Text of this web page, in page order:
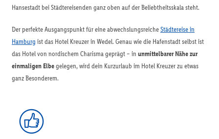
Hansestadt bei Städtereisenden ganz oben auf der Beliebtheitsskala steht.
Der perfekte Ausgangspunkt für eine abwechslungsreicheStädtereise in
Hamburg ist das Hotel Kreuzer in Wedel. Genau wie die Hafenstadt selbst ist
das Hotel von nordischem Charisma geprägt – in unmittelbarer Nähe zur
einmaligen Elbegelegen, wird dein Kurzurlaub im Hotel Kreuzer zu etwas
ganz Besonderem.